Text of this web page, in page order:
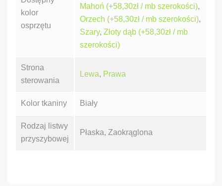
kolor
osprzętu
Mahoń (+58,30zł / mb szerokości),
Orzech (+58,30zł / mb szerokości),
Szary, Złoty dąb (+58,30zł / mb
szerokości)
Strona
sterowania
Lewa, Prawa
Kolor tkaniny Biały
Rodzaj listwy
przyszybowej
Płaska, Zaokrąglona